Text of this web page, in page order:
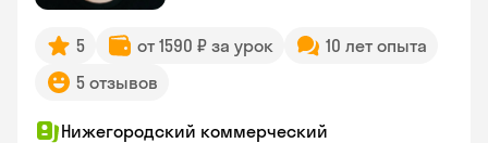
5 от 1590 ₽ за урок
10 лет опыта
5 отзывов
Нижегородский коммерческий